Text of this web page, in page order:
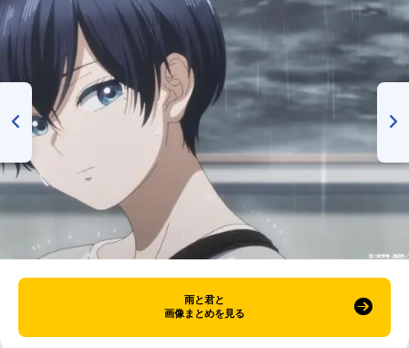
雨と君と
画像まとめを見る